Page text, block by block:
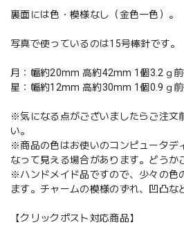
裏面には色・模様なし（金色一色）。
写真で使っているのは15号棒針です。
月：幅約20mm 高約42mm 1個3.2ｇ
星：幅約12mm 高約30mm 1個0.9ｇ
※気になる点がございましたらご注文
い。
※商品の色はお使いのコンピュータデ
なって見える場合があります。どうか
※ハンドメイド品ですので、少々の色
ます。チャームの模様のずれ、凹凸な
【クリックポスト対応商品】